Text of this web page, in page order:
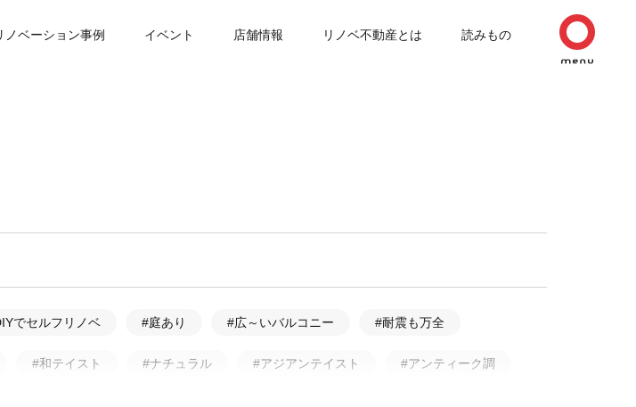
ノベーション事例 イベント 店舗情報 リノベ不動産とは 読みもの
でセルフリノベ #庭あり #広～いバルコニー #耐震も万全
#和テイスト #ナチュラル #アジアンテイスト #アンティーク調